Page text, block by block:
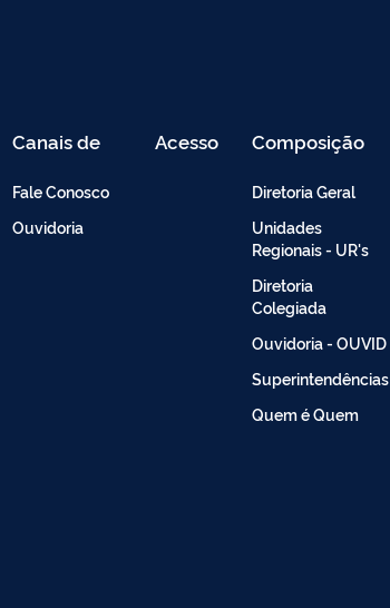
Canais de
Fale Conosco
Ouvidoria
Acesso Composição
Diretoria Geral
Unidades
Regionais - UR's
Diretoria
Colegiada
Ouvidoria - OUVID
Superintendências
Quem é Quem